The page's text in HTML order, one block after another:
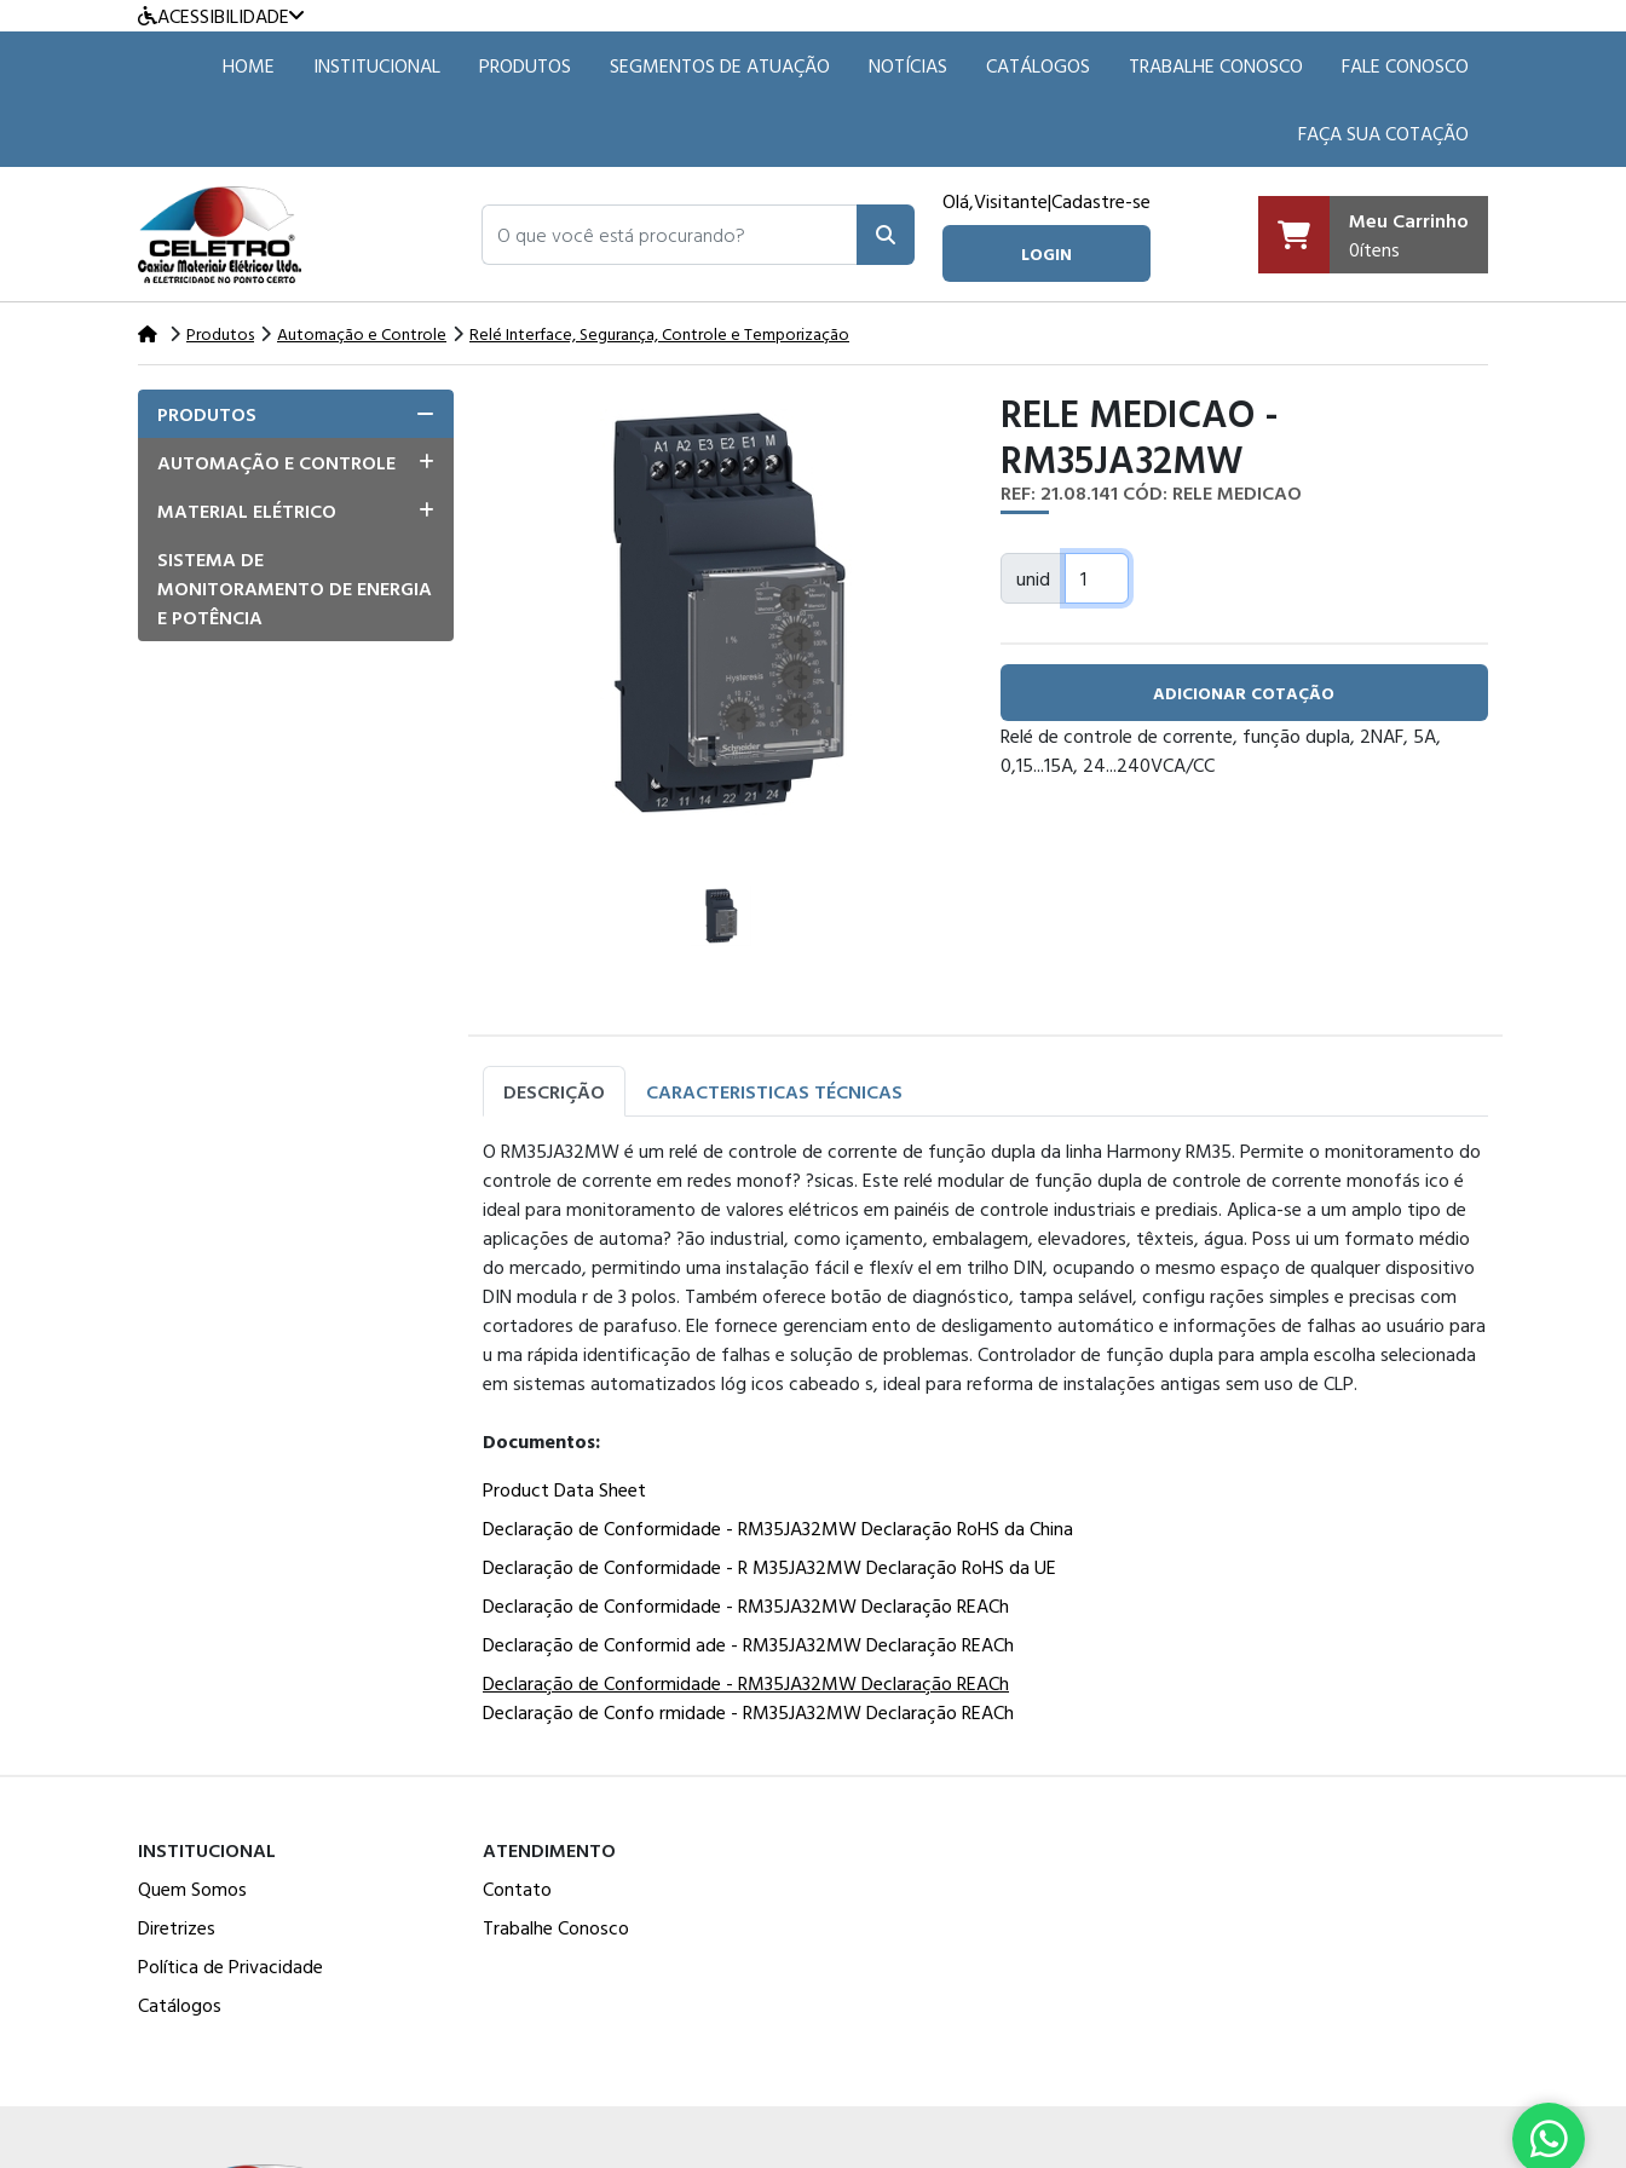
ACESSIBILIDADE
HOME
INSTITUCIONAL PRODUTOS SEGMENTOS DE ATUAÇÃO NOTÍCIAS CATÁLOGOS TRABALHE CONOSCO FALE CONOSCO
FAÇA SUA COTAÇÃO
O que você está procurando? Olá,Visitante|Cadastre-se
LOGIN
Meu Carrinho
0ítens
Produtos Automação e Controle Relé Interface, Segurança, Controle e Temporização
PRODUTOS
AUTOMAÇÃO E CONTROLE
MATERIAL ELÉTRICO
SISTEMA DE
MONITORAMENTO DE ENERGIA
E POTÊNCIA
RELE MEDICAO -
RM35JA32MW
REF: 21.08.141 CÓD: RELE MEDICAO
unid
ADICIONAR COTAÇÃO
Relé de controle de corrente, função dupla, 2NAF, 5A,
0,15...15A, 24...240VCA/CC
DESCRIÇÃO CARACTERISTICAS TÉCNICAS
O RM35JA32MW é um relé de controle de corrente de função dupla da linha Harmony RM35. Permite o monitoramento do
controle de corrente em redes monof? ?sicas. Este relé modular de função dupla de controle de corrente monofás ico é
ideal para monitoramento de valores elétricos em painéis de controle industriais e prediais. Aplica-se a um amplo tipo de
aplicações de automa? ?ão industrial, como içamento, embalagem, elevadores, têxteis, água. Poss ui um formato médio
do mercado, permitindo uma instalação fácil e flexív el em trilho DIN, ocupando o mesmo espaço de qualquer dispositivo
DIN modula r de 3 polos. Também oferece botão de diagnóstico, tampa selável, configu rações simples e precisas com
cortadores de parafuso. Ele fornece gerenciam ento de desligamento automático e informações de falhas ao usuário para
u ma rápida identificação de falhas e solução de problemas. Controlador de função dupla para ampla escolha selecionada
em sistemas automatizados lóg icos cabeado s, ideal para reforma de instalações antigas sem uso de CLP.
Documentos:
Product Data Sheet
Declaração de Conformidade - RM35JA32MW Declaração RoHS da China
Declaração de Conformidade - R M35JA32MW Declaração RoHS da UE
Declaração de Conformidade - RM35JA32MW Declaração REACh
Declaração de Conformid ade - RM35JA32MW Declaração REACh
Declaração de Conformidade - RM35JA32MW Declaração REACh
Declaração de Confo rmidade - RM35JA32MW Declaração REACh
INSTITUCIONAL
Quem Somos
Diretrizes
Política de Privacidade
Catálogos
ATENDIMENTO
Contato
Trabalhe Conosco